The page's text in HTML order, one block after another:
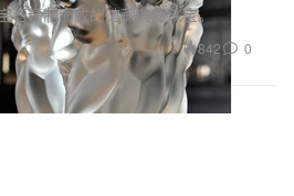
石精制而成的馆藏典藏珠宝。
842 0